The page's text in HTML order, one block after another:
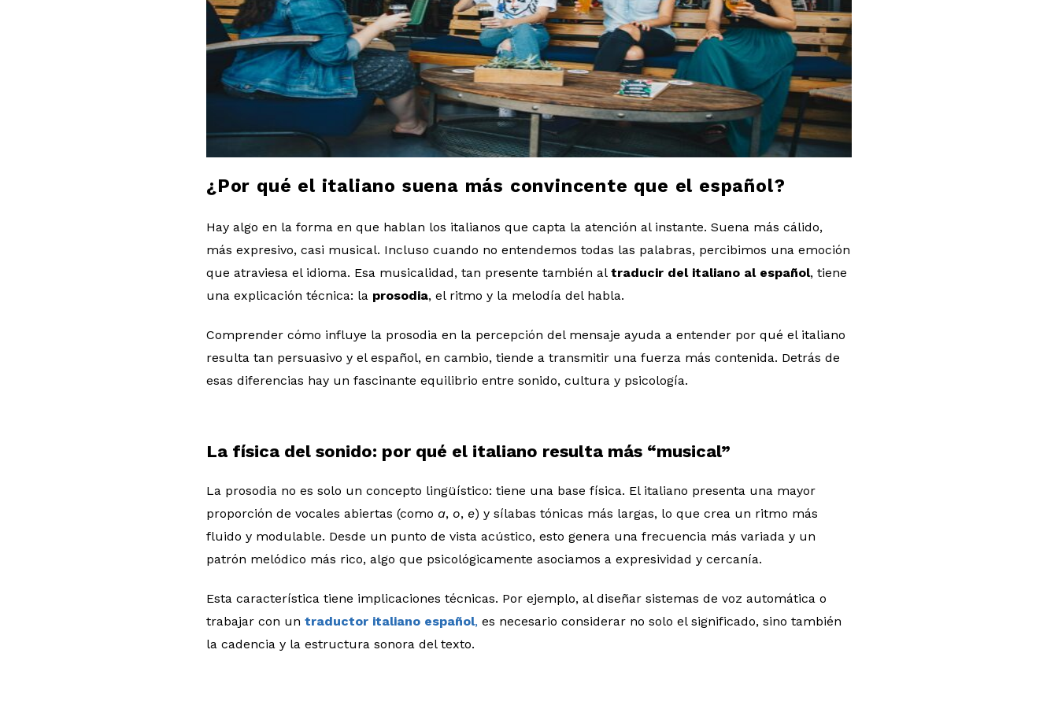
l
o
g
¿Por qué el italiano suena más convincente que el español?
Hay algo en la forma en que hablan los italianos que capta la atención al instante. Suena más cálido,
más expresivo, casi musical. Incluso cuando no entendemos todas las palabras, percibimos una emoción
que atraviesa el idioma. Esa musicalidad, tan presente también al traducir del italiano al español, tiene
una explicación técnica: la prosodia, el ritmo y la melodía del habla.
Comprender cómo influye la prosodia en la percepción del mensaje ayuda a entender por qué el italiano
resulta tan persuasivo y el español, en cambio, tiende a transmitir una fuerza más contenida. Detrás de
esas diferencias hay un fascinante equilibrio entre sonido, cultura y psicología.
La física del sonido: por qué el italiano resulta más “musical”
La prosodia no es solo un concepto lingüístico: tiene una base física. El italiano presenta una mayor
proporción de vocales abiertas (como a, o, e) y sílabas tónicas más largas, lo que crea un ritmo más
fluido y modulable. Desde un punto de vista acústico, esto genera una frecuencia más variada y un
patrón melódico más rico, algo que psicológicamente asociamos a expresividad y cercanía.
Esta característica tiene implicaciones técnicas. Por ejemplo, al diseñar sistemas de voz automática o
trabajar con un traductor italiano español, es necesario considerar no solo el significado, sino también
la cadencia y la estructura sonora del texto.